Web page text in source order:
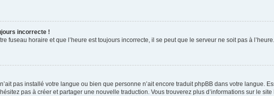
incorrecte !
fuseau horaire et que l’heure est toujours incorrecte, il se peut que le serveur ne soit pas à
pas installé votre langue ou bien que personne n’ait encore traduit phpBB dans votre langue.
pas à créer et partager une nouvelle traduction. Vous trouverez plus d’informations sur le site